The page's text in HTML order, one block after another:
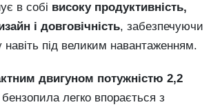
в собі високу продуктивність,
і довговічність, забезпечуючи
навіть під великим навантаженням.
двигуном потужністю 2,2
легко впорається з